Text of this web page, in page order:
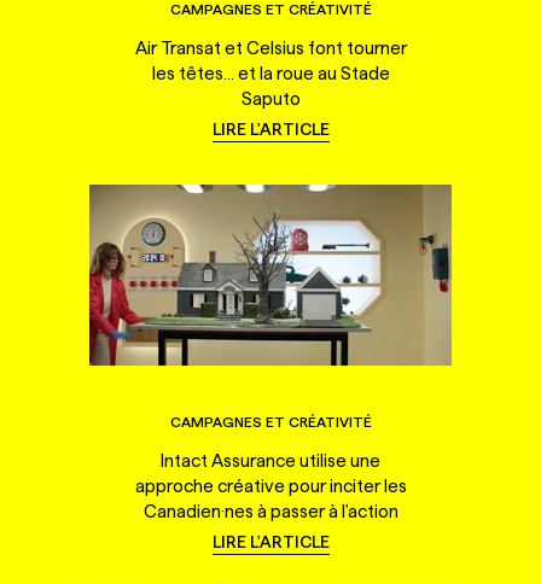
CAMPAGNES ET CRÉATIVITÉ
Air Transat et Celsius font tourner
les têtes... et la roue au Stade
Saputo
LIRE L'ARTICLE
CAMPAGNES ET CRÉATIVITÉ
Intact Assurance utilise une
approche créative pour inciter les
Canadien·nes à passer à l'action
LIRE L'ARTICLE